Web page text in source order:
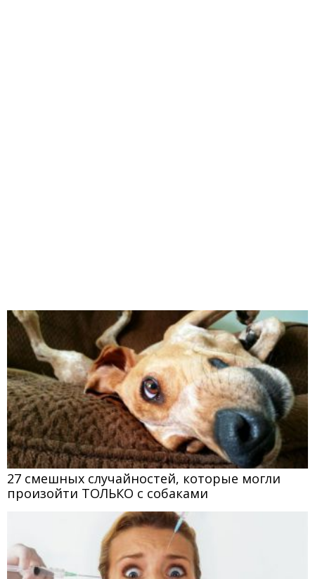
27 смешных случайностей, которые могли
произойти ТОЛЬКО с собаками